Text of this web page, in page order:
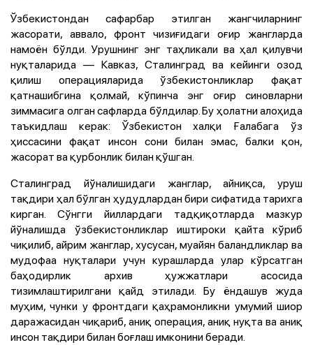
Ўзбекистондан сафарбар этилган жангчиларнинг
жасорати, аввало, фронт чизиғидаги оғир жангларда
намоён бўлди. Урушнинг энг таҳликали ва ҳал қилувчи
нуқталарида — Кавказ, Сталинград ва кейинги озод
қилиш операцияларида ўзбекистонликлар фақат
қатнашибгина қолмай, кўпинча энг оғир синовларни
зиммасига олган сафларда бўлдилар. Бу ҳолатни алоҳида
таъкидлаш керак: Ўзбекистон халқи Ғалабага ўз
ҳиссасини фақат инсон сони билан эмас, балки қон,
жасорат ва қурбонлик билан қўшган.
Сталинград йўналишидаги жанглар, айниқса, уруш
тақдири ҳал бўлган ҳудудлардан бири сифатида тарихга
кирган. Сўнгги йиллардаги тадқиқотларда мазкур
йўналишда ўзбекистонликлар иштироки қайта кўриб
чиқилиб, айрим жанглар, хусусан, муайян баландликлар ва
мудофаа нуқталари учун курашларда улар кўрсатган
баҳодирлик архив ҳужжатлари асосида
тизимлаштирилгани қайд этилади. Бу ёндашув жуда
муҳим, чунки у фронтдаги қаҳрамонликни умумий шиор
даражасидан чиқариб, аниқ операция, аниқ нуқта ва аниқ
инсон тақдири билан боғлаш имконини беради.